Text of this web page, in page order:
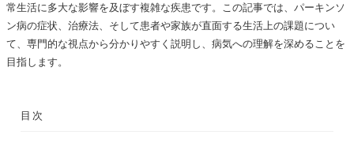
常生活に多大な影響を及ぼす複雑な疾患です。この記事では、パーキンソ
ン病の症状、治療法、そして患者や家族が直面する生活上の課題につい
て、専門的な視点から分かりやすく説明し、病気への理解を深めることを
目指します。
目次